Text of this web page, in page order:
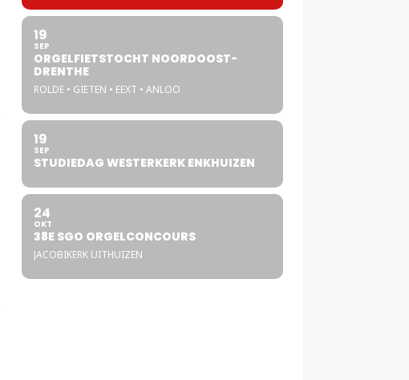
19
SEP
ORGELFIETSTOCHT NOORDOOST-
DRENTHE
ROLDE • GIETEN • EEXT • ANLOO
19
SEP
STUDIEDAG WESTERKERK ENKHUIZEN
24
OKT
38E SGO ORGELCONCOURS
JACOBIKERK UITHUIZEN